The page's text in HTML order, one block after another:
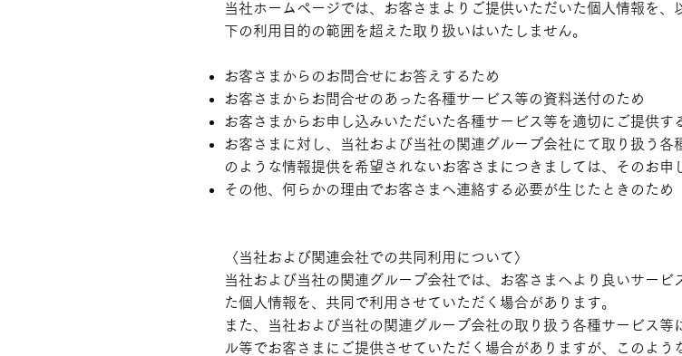
当社ホームページでは、お客さまよりご提供いただいた個人情報を
下の利用目的の範囲を超えた取り扱いはいたしません。
お客さまからのお問合せにお答えするため
お客さまからお問合せのあった各種サービス等の資料送付のため
お客さまからお申し込みいただいた各種サービス等を適切にご提供す
お客さまに対し、当社および当社の関連グループ会社にて取り扱う
のような情報提供を希望されないお客さまにつきましては、そのお申
その他、何らかの理由でお客さまへ連絡する必要が生じたときのため
〈当社および関連会社での共同利用について〉
当社および当社の関連グループ会社では、お客さまへより良いサー
た個人情報を、共同で利用させていただく場合があります。
また、当社および当社の関連グループ会社の取り扱う各種サービス
ル等でお客さまにご提供させていただく場合がありますが、このよ